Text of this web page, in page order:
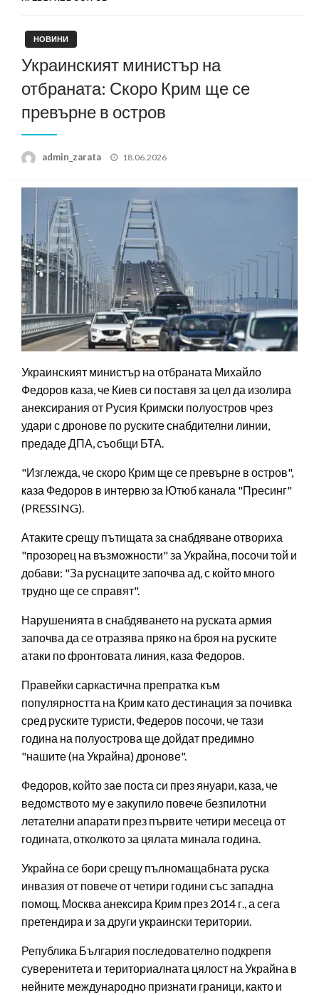
НОВИНИ
Украинският министър на
отбраната: Скоро Крим ще се
превърне в остров
admin_zarata
Posted
18.06.2026
Украинският министър на отбраната Михайло
Федоров каза, че Киев си поставя за цел да изолира
анексирания от Русия Кримски полуостров чрез
удари с дронове по руските снабдителни линии,
предаде ДПА, съобщи БТА.
"Изглежда, че скоро Крим ще се превърне в остров",
каза Федоров в интервю за Ютюб канала "Пресинг"
(PRESSING).
Атаките срещу пътищата за снабдяване отвориха
"прозорец на възможности" за Украйна, посочи той и
добави: "За руснаците започва ад, с който много
трудно ще се справят".
Нарушенията в снабдяването на руската армия
започва да се отразява пряко на броя на руските
атаки по фронтовата линия, каза Федоров.
Правейки саркастична препратка към
популярността на Крим като дестинация за почивка
сред руските туристи, Федеров посочи, че тази
година на полуострова ще дойдат предимно
"нашите (на Украйна) дронове".
Федоров, който зае поста си през януари, каза, че
ведомството му е закупило повече безпилотни
летателни апарати през първите четири месеца от
годината, отколкото за цялата минала година.
Украйна се бори срещу пълномащабната руска
инвазия от повече от четири години със западна
помощ. Москва анексира Крим през 2014 г., а сега
претендира и за други украински територии.
Република България последователно подкрепя
суверенитета и териториалната цялост на Украйна в
нейните международно признати граници, както и